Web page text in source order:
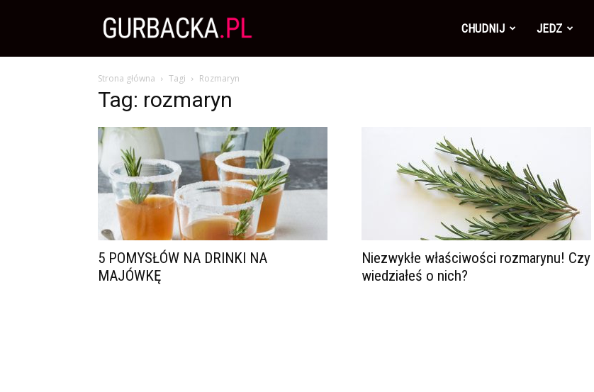
Odchudzanie
i
przepisy
CHUDNIJ JEDZ
Strona główna Tagi Rozmaryn
Tag: rozmaryn
5 POMYSŁÓW NA DRINKI NA
MAJÓWKĘ
Niezwykłe właściwości rozmarynu! Czy
wiedziałeś o nich?